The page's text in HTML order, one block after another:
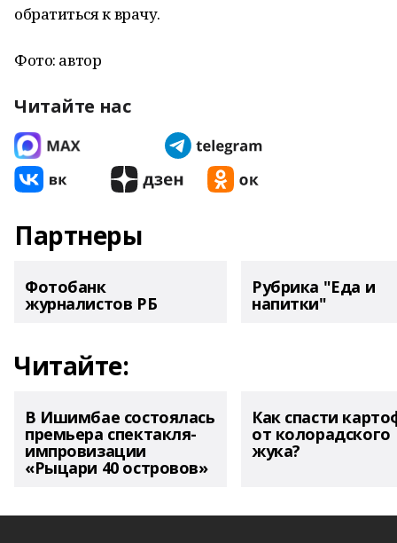
обратиться к врачу.
Фото: автор
Читайте нас
Партнеры
Фотобанк
журналистов РБ
Рубрика "Еда и
напитки"
Читайте:
В Ишимбае состоялась
премьера спектакля-
импровизации
«Рыцари 40 островов»
Как спасти
от колорадского
жука?